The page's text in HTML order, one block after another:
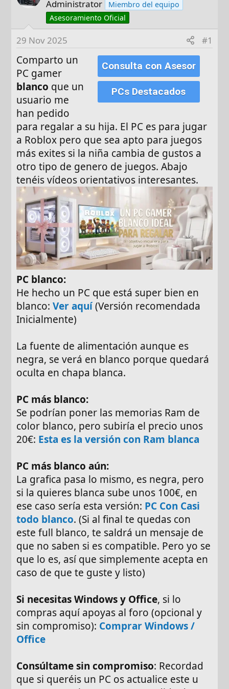
a
d
i
n
c
Administrator
Miembro del equipo
Asesoramiento Oficial
29 Nov 2025 #1
Consulta con Asesor
PCs Destacados
Comparto un
PC gamer
blanco que un
usuario me
han pedido
para regalar a su hija. El PC es para jugar
a Roblox pero que sea apto para juegos
más exites si la niña cambia de gustos a
otro tipo de genero de juegos. Abajo
tenéis vídeos orientativos interesantes.
PC blanco:
He hecho un PC que está super bien en
blanco:Ver aquí(Versión recomendada
Inicialmente)
La fuente de alimentación aunque es
negra, se verá en blanco porque quedará
oculta en chapa blanca.
PC más blanco:
Se podrían poner las memorias Ram de
color blanco, pero subiría el precio unos
20€: Esta es la versión con Ram blanca
PC más blanco aún:
La grafica pasa lo mismo, es negra, pero
si la quieres blanca sube unos 100€, en
ese caso sería esta versión: PC Con Casi
todo blanco. (Si al final te quedas con
este full blanco, te saldrá un mensaje de
que no saben si es compatible. Pero yo se
que lo es, así que simplemente acepta en
caso de que te guste y listo)
Si necesitas Windows y Office, si lo
compras aquí apoyas al foro (opcional y
sin compromiso): Comprar Windows /
Office
Consúltame sin compromiso: Recordad
que si queréis un PC os actualice este u